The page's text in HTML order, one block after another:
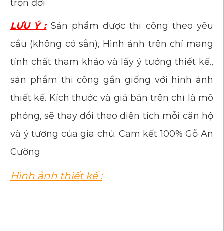
trọn đời
LƯU Ý :Sản phẩm được thi công theo yêu
cầu (không có sẳn), Hình ảnh trên chỉ mang
tính chất tham khảo và lấy ý tưởng thiết kế.,
sản phẩm thi công gần giống với hình ảnh
thiết kế. Kích thước và giá bán trên chỉ là mô
phỏng, sẽ thay đổi theo diện tích mỗi căn hộ
và ý tưởng của gia chủ. Cam kết 100% Gỗ An
Cường
Hình ảnh thiết kế :